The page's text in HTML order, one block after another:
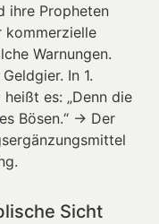
ihre Propheten
kommerzielle
Warnungen.
In 1.
es: „Denn die
Bösen.“ → Der
Sicht